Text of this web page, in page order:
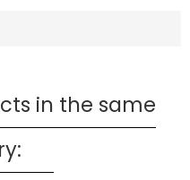
in the same